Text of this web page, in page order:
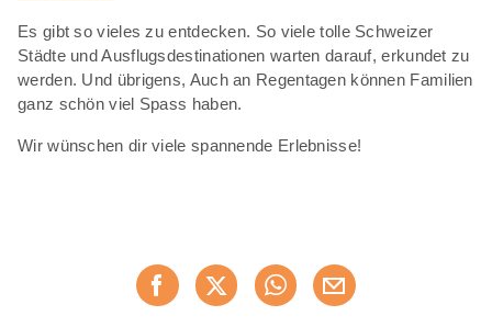
Es gibt so vieles zu entdecken. So viele tolle Schweizer
Städte und Ausflugsdestinationen warten darauf, erkundet zu
werden. Und übrigens, Auch an Regentagen können Familien
ganz schön viel Spass haben.
Wir wünschen dir viele spannende Erlebnisse!
Jetzt weiterempfehlen